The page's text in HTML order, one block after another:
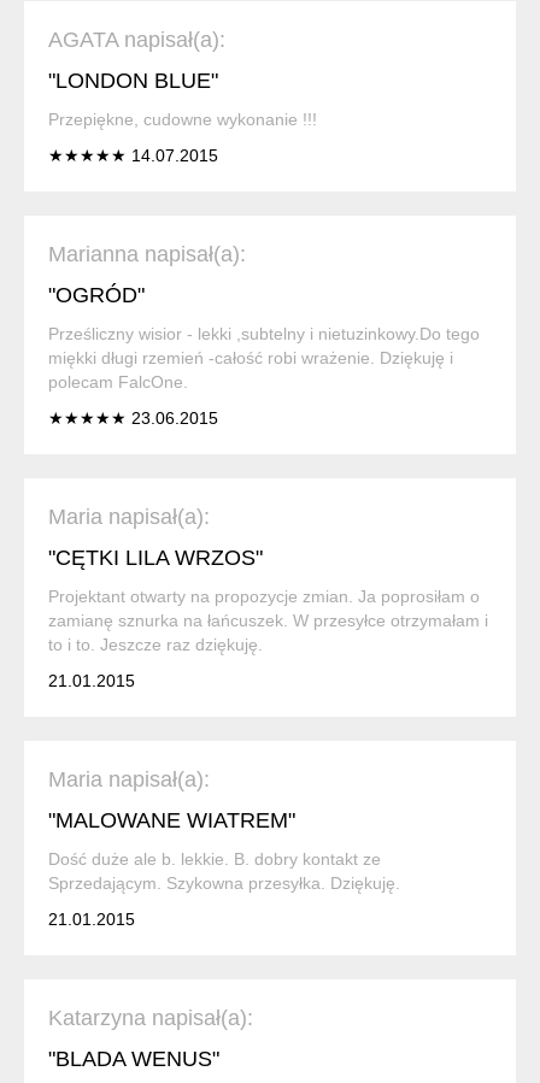
AGATA napisał(a):
"LONDON BLUE"
Przepiękne, cudowne wykonanie !!!
★★★★★ 14.07.2015
Marianna napisał(a):
"OGRÓD"
Prześliczny wisior - lekki ,subtelny i nietuzinkowy.Do tego
miękki długi rzemień -całość robi wrażenie. Dziękuję i
polecam FalcOne.
★★★★★ 23.06.2015
Maria napisał(a):
"CĘTKI LILA WRZOS"
Projektant otwarty na propozycje zmian. Ja poprosiłam o
zamianę sznurka na łańcuszek. W przesyłce otrzymałam i
to i to. Jeszcze raz dziękuję.
21.01.2015
Maria napisał(a):
"MALOWANE WIATREM"
Dość duże ale b. lekkie. B. dobry kontakt ze
Sprzedającym. Szykowna przesyłka. Dziękuję.
21.01.2015
Katarzyna napisał(a):
"BLADA WENUS"